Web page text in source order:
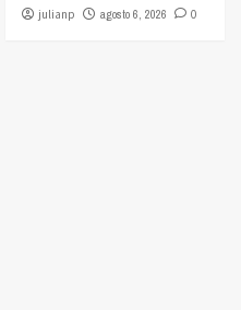
julianp agosto 6, 2026 0